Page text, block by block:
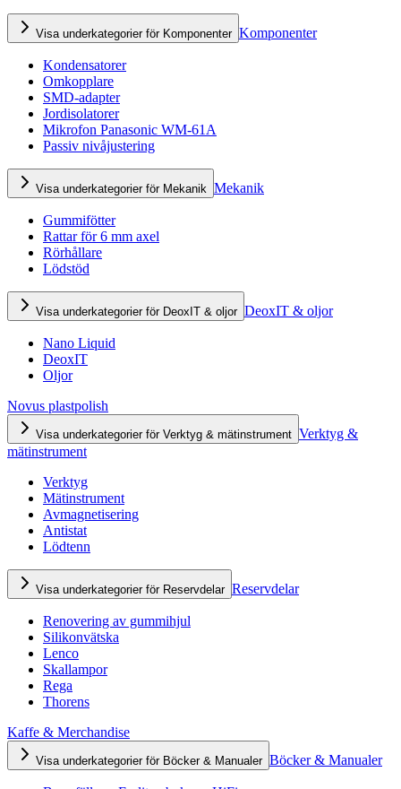
Visa underkategorier för Komponenter Komponenter
Kondensatorer
Omkopplare
SMD-adapter
Jordisolatorer
Mikrofon Panasonic WM-61A
Passiv nivåjustering
Visa underkategorier för Mekanik Mekanik
Gummifötter
Rattar för 6 mm axel
Rörhållare
Lödstöd
Visa underkategorier för DeoxIT & oljor DeoxIT & oljor
Nano Liquid
DeoxIT
Oljor
Novus plastpolish
Visa underkategorier för Verktyg & mätinstrument Verktyg &
mätinstrument
Verktyg
Mätinstrument
Avmagnetisering
Antistat
Lödtenn
Visa underkategorier för Reservdelar Reservdelar
Renovering av gummihjul
Silikonvätska
Lenco
Skallampor
Rega
Thorens
Kaffe & Merchandise
Visa underkategorier för Böcker & Manualer Böcker & Manualer